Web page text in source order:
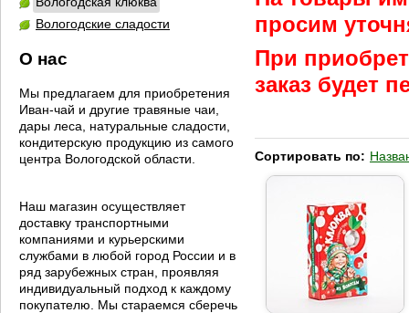
Вологодские сладости
О нас
Мы предлагаем для приобретения
Иван-чай и другие травяные чаи,
дары леса, натуральные сладости,
кондитерскую продукцию из самого
центра Вологодской области.
Наш магазин осуществляет
доставку транспортными
компаниями и курьерскими
службами в любой город России и в
ряд зарубежных стран, проявляя
индивидуальный подход к каждому
покупателю. Мы стараемся сберечь
просим
При
заказ будет
Сортировать по: